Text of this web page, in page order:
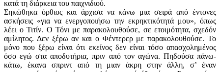
κατά τη διάρκεια του παιχνιδιού.
Σηκώθηκα όρθιος και άρχισα να κάνω μια σειρά από έντονες
ασκήσεις «για να ενεργοποιήσω την εκρηκτικότητά μου», όπως
λέει ο Τιτίν. Ο Τόνι με παρακολουθούσε, σε ετοιμότητα, σχεδόν
αμίλητος. Δεν ξέρω αν και ο Φέντερερ με παρακολουθούσε. Το
μόνο που ξέρω είναι ότι εκείνος δεν είναι τόσο απασχολημένος
όσο εγώ στα αποδυτήρια, πριν από τον αγώνα. Πηδούσα πάνω-
κάτω, έκανα σπριντ από τη μιαν άκρη στην άλλη, σ’ έναν